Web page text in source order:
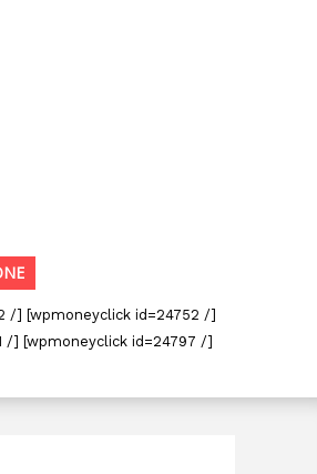
/] [wpmoneyclick id=24752 /]
/] [wpmoneyclick id=24797 /]